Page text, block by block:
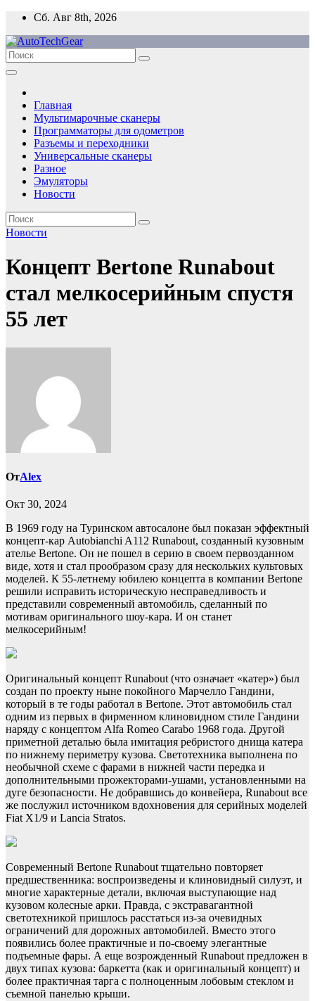
Перейти
содержимому
Сб. Авг 8th, 2026
Главная
Мультимарочные сканеры
Программаторы для одометров
Разъемы и переходники
Универсальные сканеры
Разное
Эмуляторы
Новости
Новости
Концепт Bertone Runabout
стал мелкосерийным спустя
55 лет
ОтAlex
Окт 30, 2024
В 1969 году на Туринском автосалоне был показан эффектный
концепт-кар Autobianchi A112 Runabout, созданный кузовным
ателье Bertone. Он не пошел в серию в своем первозданном
виде, хотя и стал прообразом сразу для нескольких культовых
моделей. К 55-летнему юбилею концепта в компании Bertone
решили исправить историческую несправедливость и
представили современный автомобиль, сделанный по
мотивам оригинального шоу-кара. И он станет
мелкосерийным!
Оригинальный концепт Runabout (что означает «катер») был
создан по проекту ныне покойного Марчелло Гандини,
который в те годы работал в Bertone. Этот автомобиль стал
одним из первых в фирменном клиновидном стиле Гандини
наряду с концептом Alfa Romeo Carabo 1968 года. Другой
приметной деталью была имитация ребристого днища катера
по нижнему периметру кузова. Светотехника выполнена по
необычной схеме с фарами в нижней части передка и
дополнительными прожекторами-ушами, установленными на
дуге безопасности. Не добравшись до конвейера, Runabout все
же послужил источником вдохновения для серийных моделей
Fiat X1/9 и Lancia Stratos.
Современный Bertone Runabout тщательно повторяет
предшественника: воспроизведены и клиновидный силуэт, и
многие характерные детали, включая выступающие над
кузовом колесные арки. Правда, с экстравагантной
светотехникой пришлось расстаться из-за очевидных
ограничений для дорожных автомобилей. Вместо этого
появились более практичные и по-своему элегантные
подъемные фары. А еще возрожденный Runabout предложен в
двух типах кузова: баркетта (как и оригинальный концепт) и
более практичная тарга с полноценным лобовым стеклом и
съемной панелью крыши.